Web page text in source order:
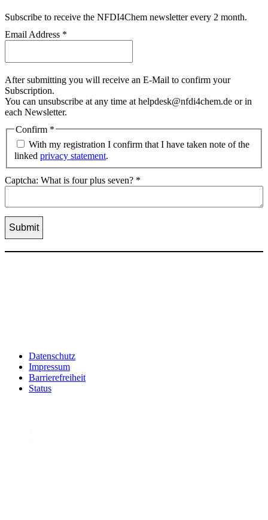
Subscribe to receive the NFDI4Chem newsletter every 2 month.
Email Address *
After submitting you will receive an E-Mail to confirm your
Subscription.
You can unsubscribe at any time at helpdesk@nfdi4chem.de or in
each Newsletter.
Confirm *
With my registration I confirm that I have taken note of the
linked privacy statement.
Captcha: What is four plus seven? *
Datenschutz
Impressum
Barrierefreiheit
Status